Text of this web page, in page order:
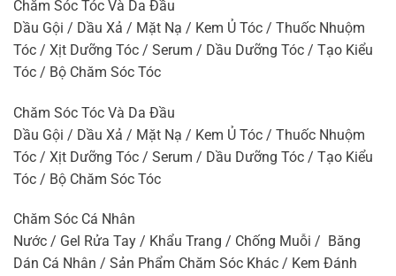
Chăm Sóc Tóc Và Da Đầu
Dầu Gội / Dầu Xả / Mặt Nạ / Kem Ủ Tóc / Thuốc Nhuộm
Tóc / Xịt Dưỡng Tóc / Serum / Dầu Dưỡng Tóc / Tạo Kiểu
Tóc / Bộ Chăm Sóc Tóc
Chăm Sóc Tóc Và Da Đầu
Dầu Gội / Dầu Xả / Mặt Nạ / Kem Ủ Tóc / Thuốc Nhuộm
Tóc / Xịt Dưỡng Tóc / Serum / Dầu Dưỡng Tóc / Tạo Kiểu
Tóc / Bộ Chăm Sóc Tóc
Chăm Sóc Cá Nhân
Nước / Gel Rửa Tay / Khẩu Trang / Chống Muỗi / Băng
Dán Cá Nhân / Sản Phẩm Chăm Sóc Khác / Kem Đánh